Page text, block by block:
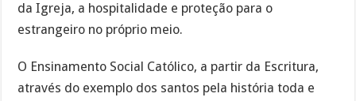
da Igreja, a hospitalidade e proteção para o
estrangeiro no próprio meio.
O Ensinamento Social Católico, a partir da Escritura,
através do exemplo dos santos pela história toda e